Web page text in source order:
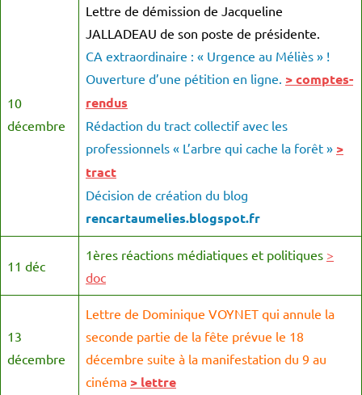
10
décembre
Lettre de démission de Jacqueline
JALLADEAU de son poste de présidente.
CA extraordinaire : « Urgence au Méliès » !
Ouverture d’une pétition en ligne. > comptes-
rendus
Rédaction du tract collectif avec les
professionnels « L’arbre qui cache la forêt » >
tract
Décision de création du blog
rencartaumelies.blogspot.fr
11 déc
1ères réactions médiatiques et politiques >
doc
13
décembre
Lettre de Dominique VOYNET qui annule la
seconde partie de la fête prévue le 18
décembre suite à la manifestation du 9 au
cinéma > lettre